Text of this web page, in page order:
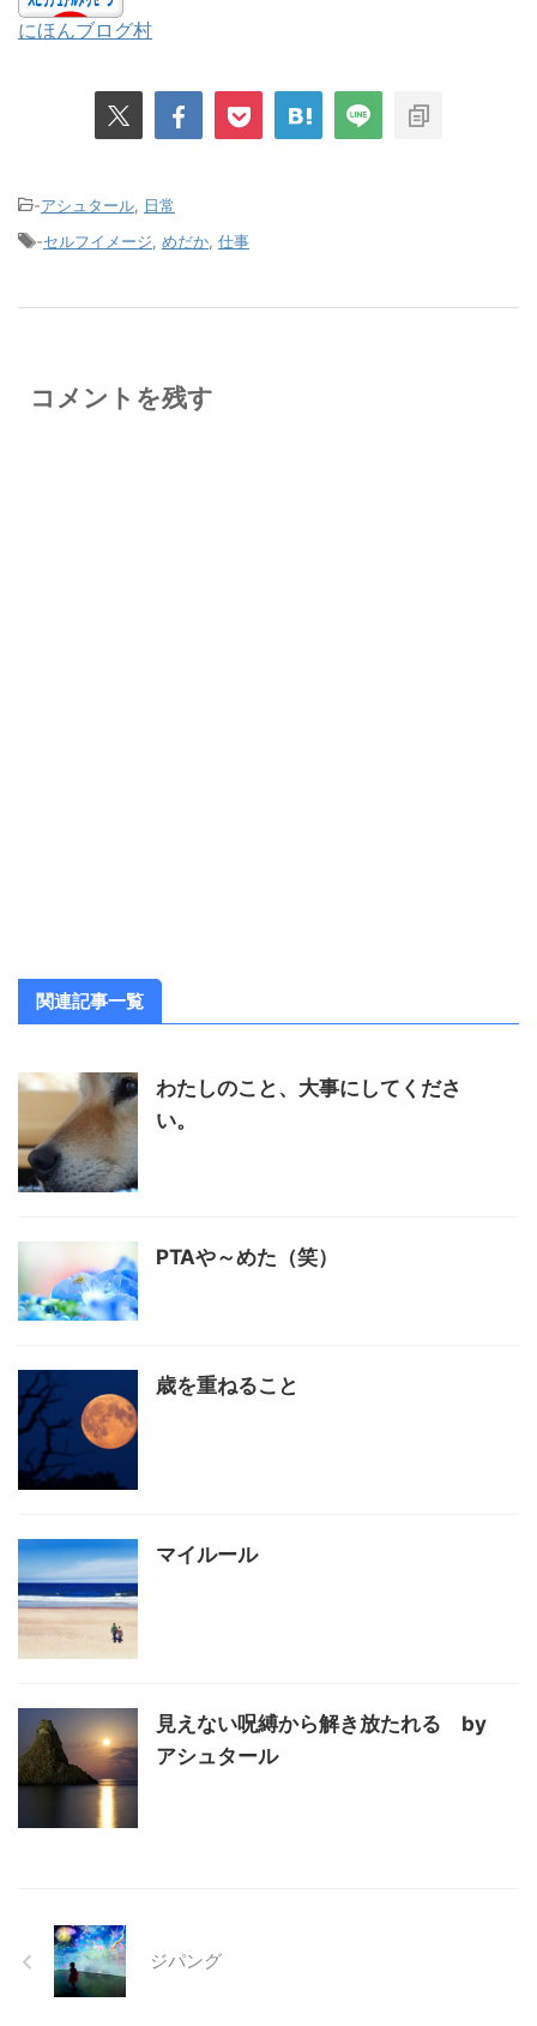
にほんブログ村
-アシュタール
日常
-セルフイメージ めだか 仕事
コメントを残す
関連記事一覧
わたしのこと、大事にしてくださ
い。
PTAや～めた（笑）
歳を重ねること
マイルール
見えない呪縛から解き放たれる by
アシュタール
ジパング